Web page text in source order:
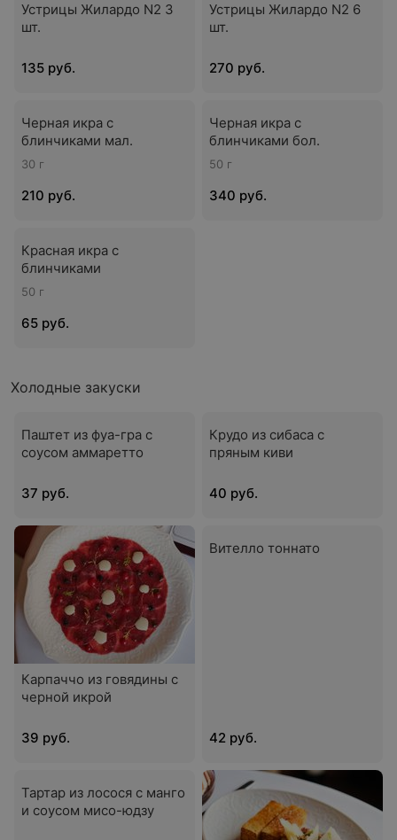
Устрицы Жилардо N2 3
шт.
135 руб.
Устрицы Жилардо N2 6
шт.
270 руб.
Черная икра с
блинчиками мал.
30 г
210 руб.
Черная икра с
блинчиками бол.
50 г
340 руб.
Красная икра с
блинчиками
50 г
65 руб.
Холодные закуски
Паштет из фуа-гра с
соусом аммаретто
37 руб.
Крудо из сибаса с
пряным киви
40 руб.
Карпаччо из говядины с
черной икрой
39 руб.
Вителло тоннато
42 руб.
Тартар из лосося с манго
и соусом мисо-юдзу